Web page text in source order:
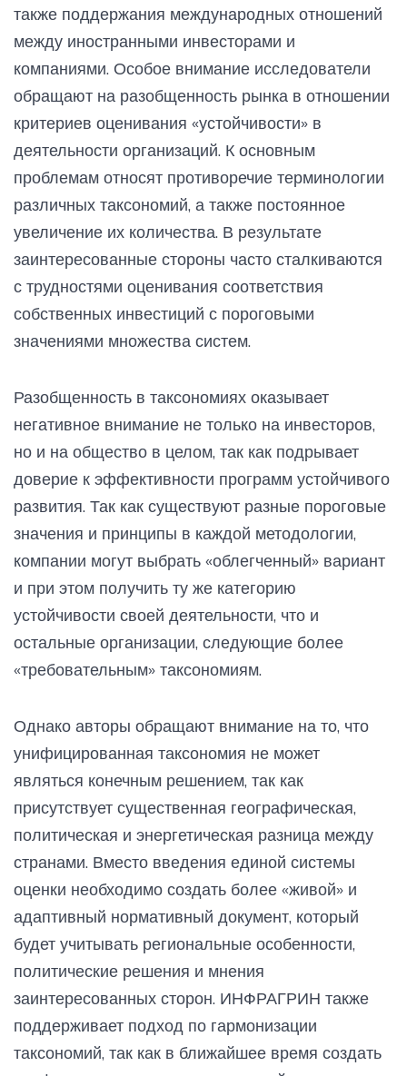
также поддержания международных отношений
между иностранными инвесторами и
компаниями. Особое внимание исследователи
обращают на разобщенность рынка в отношении
критериев оценивания «устойчивости» в
деятельности организаций. К основным
проблемам относят противоречие терминологии
различных таксономий, а также постоянное
увеличение их количества. В результате
заинтересованные стороны часто сталкиваются
с трудностями оценивания соответствия
собственных инвестиций с пороговыми
значениями множества систем.
Разобщенность в таксономиях оказывает
негативное внимание не только на инвесторов,
но и на общество в целом, так как подрывает
доверие к эффективности программ устойчивого
развития. Так как существуют разные пороговые
значения и принципы в каждой методологии,
компании могут выбрать «облегченный» вариант
и при этом получить ту же категорию
устойчивости своей деятельности, что и
остальные организации, следующие более
«требовательным» таксономиям.
Однако авторы обращают внимание на то, что
унифицированная таксономия не может
являться конечным решением, так как
присутствует существенная географическая,
политическая и энергетическая разница между
странами. Вместо введения единой системы
оценки необходимо создать более «живой» и
адаптивный нормативный документ, который
будет учитывать региональные особенности,
политические решения и мнения
заинтересованных сторон. ИНФРАГРИН также
поддерживает подход по гармонизации
таксономий, так как в ближайшее время создать